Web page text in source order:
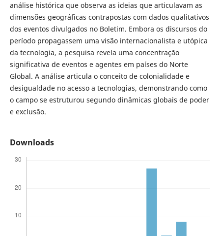
análise histórica que observa as ideias que articulavam as
dimensões geográficas contrapostas com dados qualitativos
dos eventos divulgados no Boletim. Embora os discursos do
período propagassem uma visão internacionalista e utópica
da tecnologia, a pesquisa revela uma concentração
significativa de eventos e agentes em países do Norte
Global. A análise articula o conceito de colonialidade e
desigualdade no acesso a tecnologias, demonstrando como
o campo se estruturou segundo dinâmicas globais de poder
e exclusão.
Downloads